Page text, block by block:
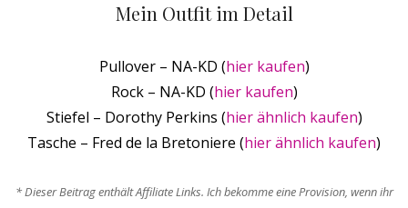
Mein Outfit im Detail
Pullover – NA-KD (hier kaufen)
Rock – NA-KD (hier kaufen)
Stiefel – Dorothy Perkins (hier ähnlich kaufen)
Tasche – Fred de la Bretoniere (hier ähnlich kaufen)
* Dieser Beitrag enthält Affiliate Links. Ich bekomme eine Provision, wenn ihr